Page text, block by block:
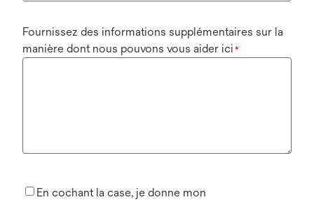
Fournissez des informations supplémentaires sur la
manière dont nous pouvons vous aider ici *
En cochant la case, je donne mon